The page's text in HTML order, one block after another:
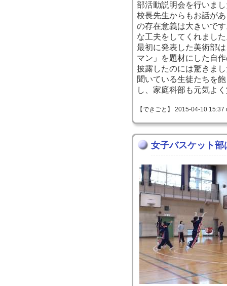
部活動説明会を行いま
校長先生からもお話が
の存在意義は大きいで
な工夫をしてくれまし
最初に発表した美術部
マン」を題材にした自
披露したのには驚きま
聞いている生徒たちを
し、家庭科部も元気よ
【できごと】 2015-04-10
女子バスケット部